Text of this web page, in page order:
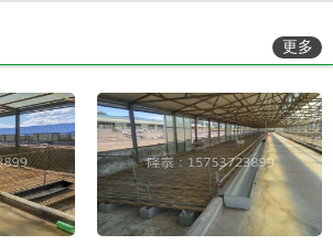
更多